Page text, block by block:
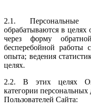
2.1. Персональные
обрабатываются в
через форму
бесперебойной работы
опыта; ведения
целях.
2.2. В этих целях
категории
Пользователей Сайта: